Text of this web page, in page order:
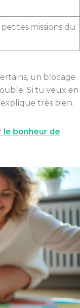
missions du
un blocage
Si tu veux en
très bien.
le bonheur de